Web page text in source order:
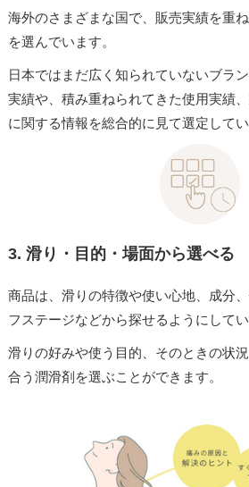
海外のさまざまな国で、販売実績を重
を選んでいます。
日本ではまだ広く知られていないブラ
実績や、積み重ねられてきた使用実績
に関する情報を総合的に見て選定してい
3. 滑り・目的・場面から選べる
商品は、滑りの特徴や使い心地、成分
フステージなどから探せるようにしてい
滑りの好みや使う目的、そのときの状
合う潤滑剤を選ぶことができます。